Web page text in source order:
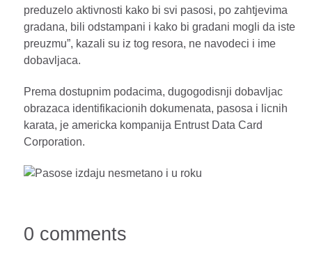
preduzelo aktivnosti kako bi svi pasosi, po zahtjevima
gradana, bili odstampani i kako bi gradani mogli da iste
preuzmu”, kazali su iz tog resora, ne navodeci i ime
dobavljaca.
Prema dostupnim podacima, dugogodisnji dobavljac
obrazaca identifikacionih dokumenata, pasosa i licnih
karata, je americka kompanija Entrust Data Card
Corporation.
0 comments